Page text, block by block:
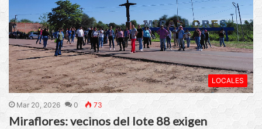
LOCALES
Mar 20, 2026 0 73
Miraflores: vecinos del lote 88 exigen